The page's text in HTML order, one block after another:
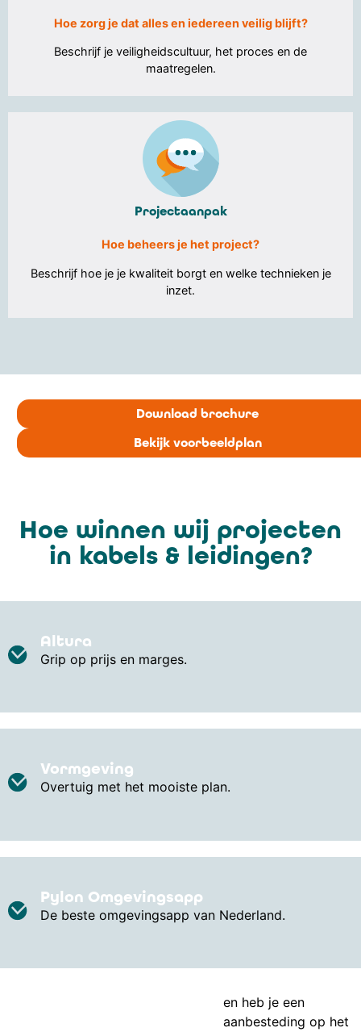
Hoe zorg je dat alles en iedereen veilig blijft?
Beschrijf je veiligheidscultuur, het proces en de
maatregelen.
Projectaanpak
Hoe beheers je het project?
Beschrijf hoe je je kwaliteit borgt en welke technieken je
inzet.
Download brochure
Bekijk voorbeeldplan
Hoe winnen wij projecten
in kabels & leidingen?
Altura
Grip op prijs en marges.
Vormgeving
Overtuig met het mooiste plan.
Pylon Omgevingsapp
De beste omgevingsapp van Nederland.
en heb je een
aanbesteding op het